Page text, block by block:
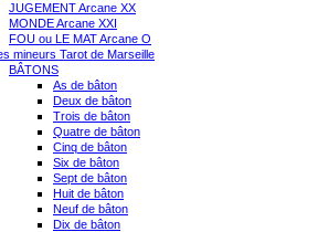
JUGEMENT Arcane XX
MONDE Arcane XXI
FOU ou LE MAT Arcane O
mineurs Tarot de Marseille
BÂTONS
As de bâton
Deux de bâton
Trois de bâton
Quatre de bâton
Cinq de bâton
Six de bâton
Sept de bâton
Huit de bâton
Neuf de bâton
Dix de bâton